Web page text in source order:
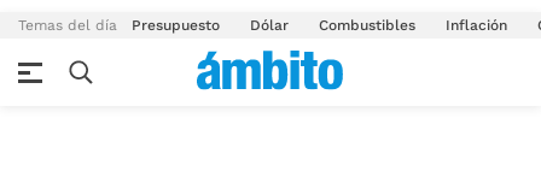
Temas del día Presupuesto Dólar Combustibles Inflación